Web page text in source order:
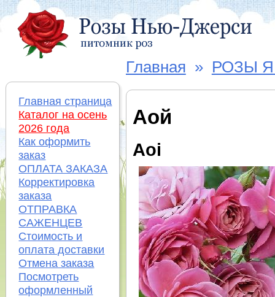
Главная » РОЗЫ
Аой
Aoi
Главная страница
Каталог на осень
2026 года
Как оформить
заказ
ОПЛАТА ЗАКАЗА
Корректировка
заказа
ОТПРАВКА
САЖЕНЦЕВ
Стоимость и
оплата доставки
Отмена заказа
Посмотреть
оформленный